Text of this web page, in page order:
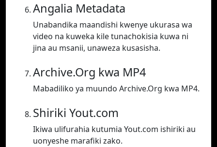
Angalia Metadata
Unabandika maandishi kwenye ukurasa wa
video na kuweka kile tunachokisia kuwa ni
jina au msanii, unaweza kusasisha.
Archive.Org kwa MP4
Mabadiliko ya muundo Archive.Org kwa MP4.
Shiriki Yout.com
Ikiwa ulifurahia kutumia Yout.com ishiriki au
uonyeshe marafiki zako.